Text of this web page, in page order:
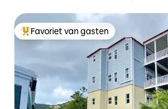
Topfavoriet van gasten
Favoriet van gasten